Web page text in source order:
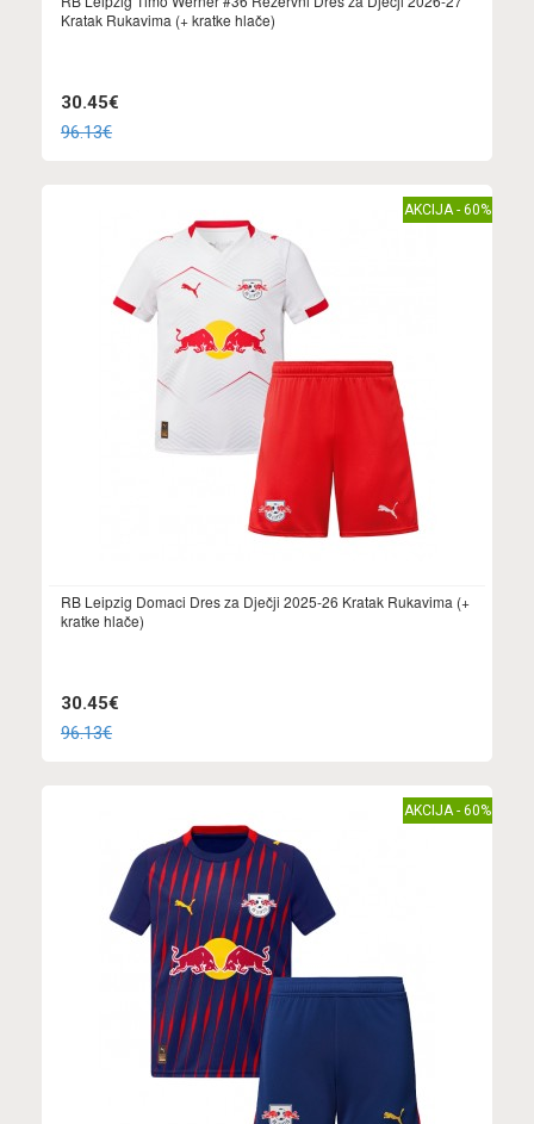
Kratak Rukavima (+ kratke hlače)
30.45€
96.13€
AKCIJA - 60%
RB Leipzig Domaci Dres za Dječji 2025-26 Kratak Rukavima (+
kratke hlače)
30.45€
96.13€
AKCIJA - 60%